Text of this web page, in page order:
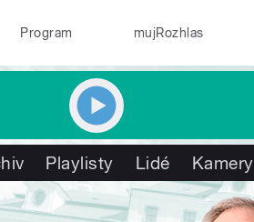
Program mujRozhlas
Playlisty Lidé Kamery